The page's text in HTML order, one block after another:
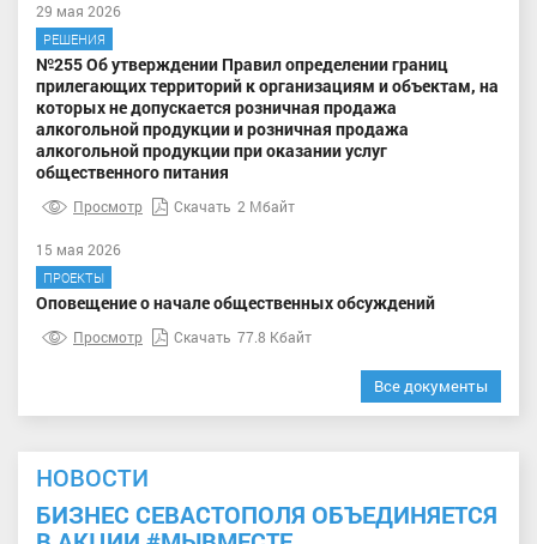
29 мая 2026
РЕШЕНИЯ
№255 Об утверждении Правил определении границ
прилегающих территорий к организациям и объектам, на
которых не допускается розничная продажа
алкогольной продукции и розничная продажа
алкогольной продукции при оказании услуг
общественного питания
Просмотр Скачать 2 Мбайт
15 мая 2026
ПРОЕКТЫ
Оповещение о начале общественных обсуждений
Просмотр Скачать 77.8 Кбайт
Все документы
НОВОСТИ
БИЗНЕС СЕВАСТОПОЛЯ ОБЪЕДИНЯЕТСЯ